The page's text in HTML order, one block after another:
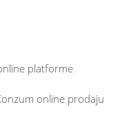
platforme
online prodaju